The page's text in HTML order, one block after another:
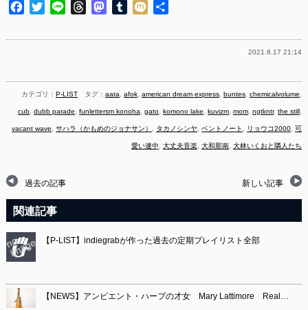
Facebook
TwitterLine ThreadsMastodon
Tumblr
Mixi
2021.8.17 21:14
カテゴリ：P-LIST タグ：aata ,afok ,american dream express ,buntes ,chemicalvolume
cub ,dubb parade ,funlettersm konoha ,gato ,komono lake ,kuvizm ,mom ,ngtkntr,the still
vacant wave ,サハラ（かもめのジョナサン） タカノシンヤ ,ベントノート リョウコ2000 ,可
愛い連中 ,大丈夫音楽 ,大和那南 ,大林いくおと隣人たち
過去の記事 新しい記事
関連記事
【P-LIST】indiegrabが作った過去の定期プレイリスト全部
【NEWS】アンビエント・ハープの才女 Mary Lattimore Real…